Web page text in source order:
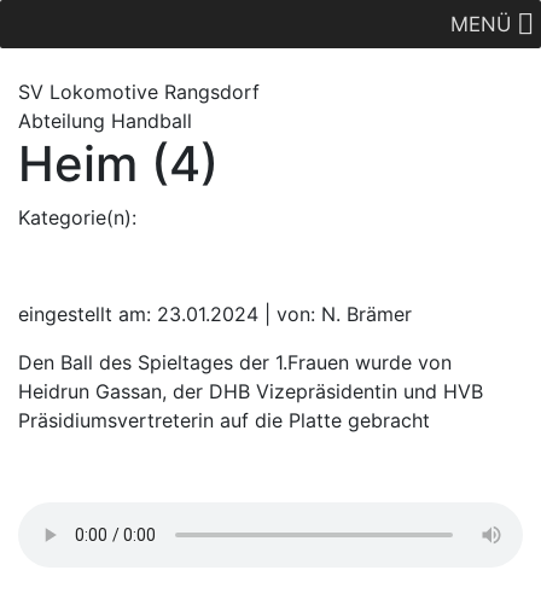
MENÜ
SV Lokomotive Rangsdorf
Abteilung Handball
Heim (4)
Kategorie(n):
eingestellt am: 23.01.2024 | von: N. Brämer
Den Ball des Spieltages der 1.Frauen wurde von
Heidrun Gassan, der DHB Vizepräsidentin und HVB
Präsidiumsvertreterin auf die Platte gebracht